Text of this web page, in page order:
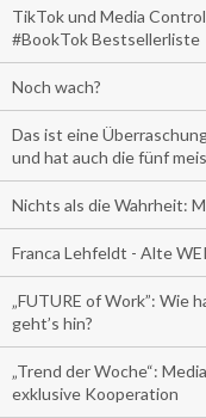
TikTok und Media
#BookTok Bestsellerliste
Noch wach?
Das ist eine
und hat auch die fünf
Nichts als die Wahrheit:
Franca Lehfeldt - Alte
„FUTURE of Work”: Wie
geht’s hin?
„Trend der Woche“:
exklusive Kooperation